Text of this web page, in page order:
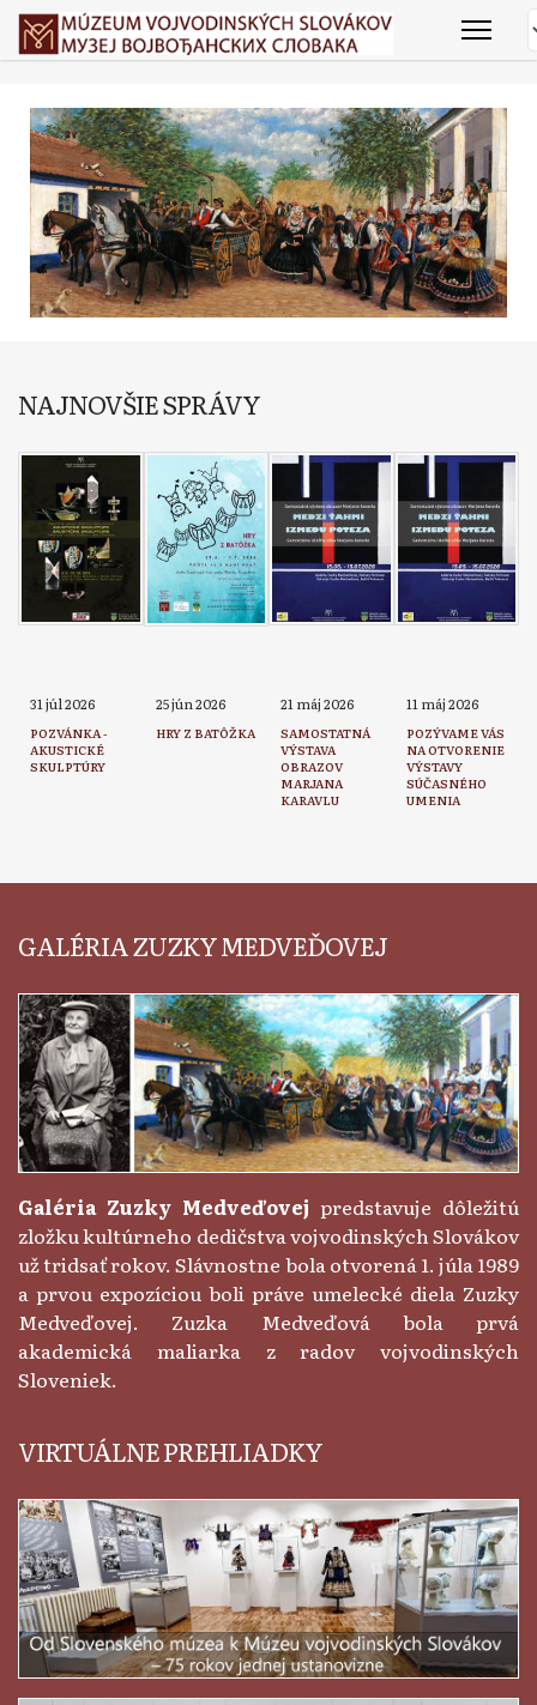
NAJNOVŠIE SPRÁVY
31 júl 2026
POZVÁNKA -
AKUSTICKÉ
SKULPTÚRY
25 jún 2026
HRY Z BATÔŽKA
21 máj 2026
SAMOSTATNÁ
VÝSTAVA
OBRAZOV
MARJANA
KARAVLU
11 máj 2026
POZÝVAME VÁS
NA OTVORENIE
VÝSTAVY
SÚČASNÉHO
UMENIA
GALÉRIA ZUZKY MEDVEĎOVEJ
Galéria Zuzky Medveďovej predstavuje dôležitú
zložku kultúrneho dedičstva vojvodinských Slovákov
už tridsať rokov. Slávnostne bola otvorená 1. júla 1989
a prvou expozíciou boli práve umelecké diela Zuzky
Medveďovej. Zuzka Medveďová bola prvá
akademická maliarka z radov vojvodinských
Sloveniek.
VIRTUÁLNE PREHLIADKY